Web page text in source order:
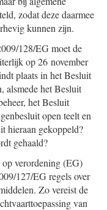
zodat deze daarmee
kunnen zijn.
128/EG moet de
op 26 november
plaats in het Besluit
alsmede het Besluit
het Besluit
open teelt en
hieraan gekoppeld?
gehaald?
verordening (EG)
127/EG regels over
Zo vereist de
van